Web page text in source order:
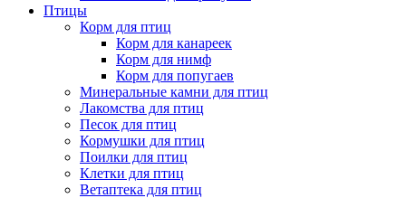
Птицы
Корм для птиц
Корм для канареек
Корм для нимф
Корм для попугаев
Минеральные камни для птиц
Лакомства для птиц
Песок для птиц
Кормушки для птиц
Поилки для птиц
Клетки для птиц
Ветаптека для птиц